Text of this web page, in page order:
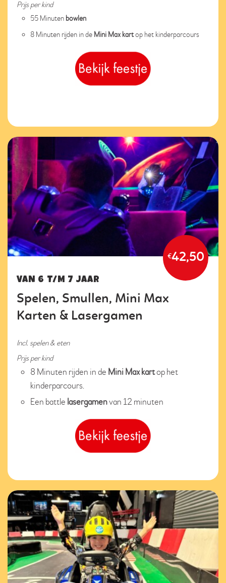
Prijs per kind
55 Minuten bowlen
8 Minuten rijden in de Mini Max kartop het kinderparcours
€42,50
VAN 6 T/M 7 JAAR
Spelen, Smullen, Mini Max
Karten & Lasergamen
Incl. spelen & eten
Prijs per kind
8 Minuten rijden in de Mini Max kartop het
kinderparcours.
Een battle lasergamenvan 12 minuten